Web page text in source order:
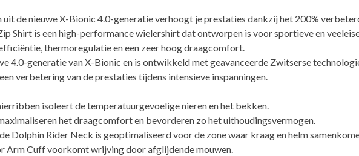
de nieuwe X-Bionic 4.0-generatie verhoogt je prestaties dankzij het 200%
Shirt is een high-performance wielershirt dat ontworpen is voor sportieve en
thermoregulatie en een zeer hoog draagcomfort.
4.0-generatie van X-Bionic en is ontwikkeld met geavanceerde Zwitserse
verbetering van de prestaties tijdens intensieve inspanningen.
isoleert de temperatuurgevoelige nieren en het bekken.
het draagcomfort en bevorderen zo het uithoudingsvermogen.
Dolphin Rider Neck is geoptimaliseerd voor de zone waar kraag en helm
Arm Cuff voorkomt wrijving door afglijdende mouwen.